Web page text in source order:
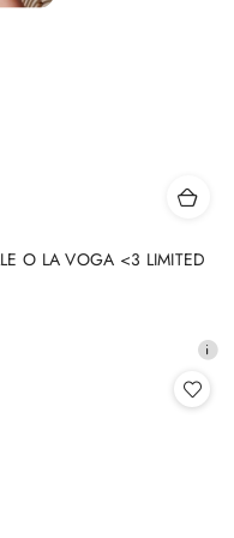
O LA VOGA <3 LIMITED